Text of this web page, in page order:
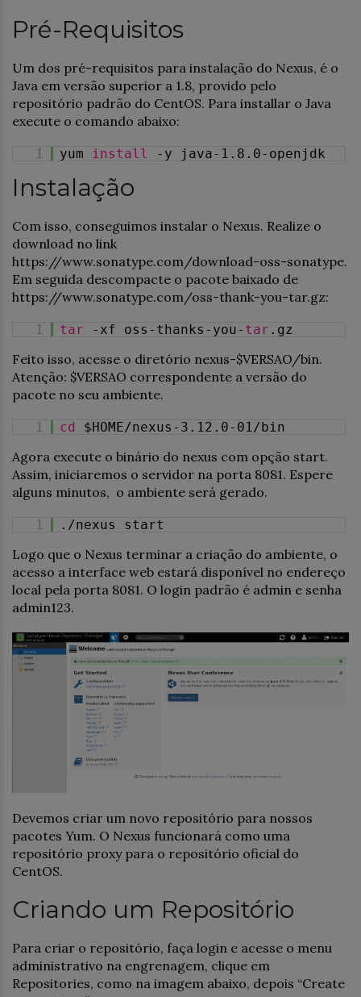
Pré-Requisitos
Um dos pré-requisitos para instalação do Nexus, é o
Java em versão superior a 1.8, provido pelo
repositório padrão do CentOS. Para installar o Java
execute o comando abaixo:
1 yum install -y java-1.8.0-openjdk
Instalação
Com isso, conseguimos instalar o Nexus. Realize o
download no link
https://www.sonatype.com/download-oss-sonatype.
Em seguida descompacte o pacote baixado de
https://www.sonatype.com/oss-thank-you-tar.gz:
1 tar -xf oss-thanks-you- tar .gz
Feito isso, acesse o diretório nexus-$VERSAO/bin.
Atenção: $VERSAO correspondente a versão do
pacote no seu ambiente.
1 cd $HOME/nexus-3.12.0-01/bin
Agora execute o binário do nexus com opção start.
Assim, iniciaremos o servidor na porta 8081. Espere
alguns minutos, o ambiente será gerado.
1 ./nexus start
Logo que o Nexus terminar a criação do ambiente, o
acesso a interface web estará disponível no endereço
local pela porta 8081. O login padrão é admin e senha
admin123.
Devemos criar um novo repositório para nossos
pacotes Yum. O Nexus funcionará como uma
repositório proxy para o repositório oficial do
CentOS.
Criando um Repositório
Para criar o repositório, faça login e acesse o menu
administrativo na engrenagem, clique em
Repositories, como na imagem abaixo, depois “Create